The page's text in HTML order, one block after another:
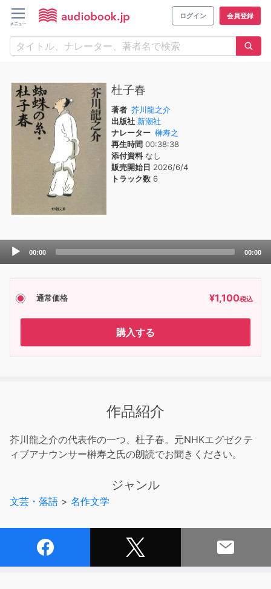
ログイン 会員登録
杜子春
著者 芥川龍之介
出版社 新潮社
ナレーター 榊寿之
再生時間 00:38:38
添付資料なし
販売開始日 2026/6/4
トラック数 6
Audio
00:00 00:00
通常価格 ¥1,100税込
購入する
作品紹介
芥川龍之介の代表作の一つ、杜子春。元NHKエグゼクテ
ィブアナウンサー榊寿之氏の朗読でお聞きください。
ジャンル
文芸・落語 > 名作文学